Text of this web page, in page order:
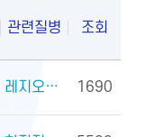
관련질병 조회
레지오넬라증 외 2건 1690